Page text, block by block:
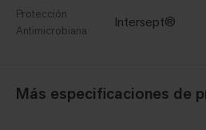
Protección
Antimicrobiana
Intersept®
Más especificaciones de